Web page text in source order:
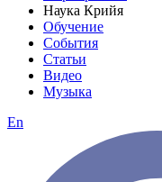
Наука Крийя
Обучение
События
Статьи
Видео
Музыка
En